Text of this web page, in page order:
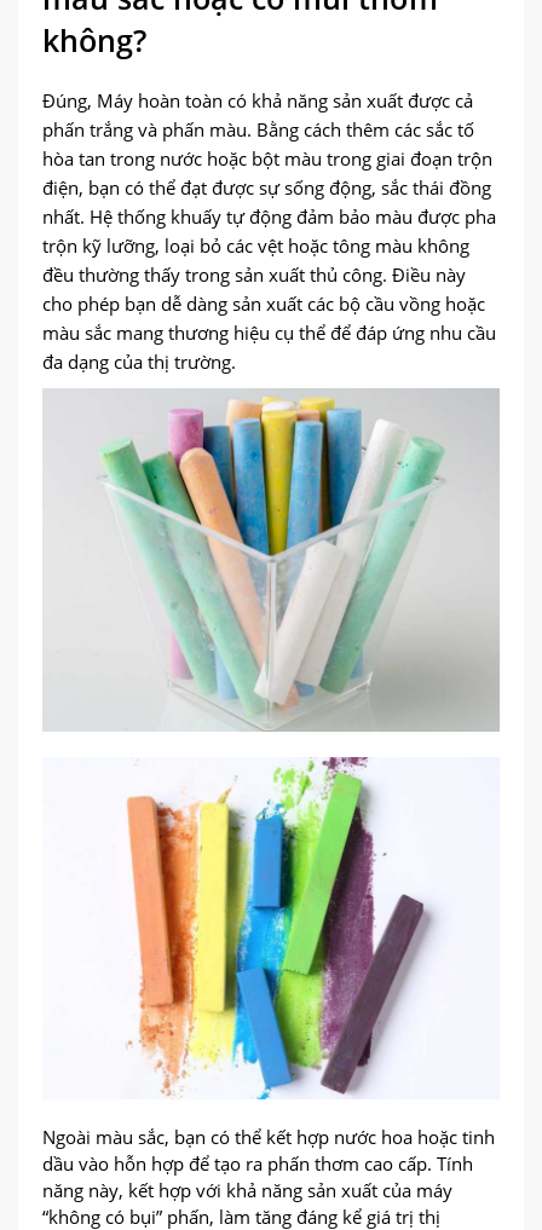
không?
Đúng, Máy hoàn toàn có khả năng sản xuất được cả
phấn trắng và phấn màu. Bằng cách thêm các sắc tố
hòa tan trong nước hoặc bột màu trong giai đoạn trộn
điện, bạn có thể đạt được sự sống động, sắc thái đồng
nhất. Hệ thống khuấy tự động đảm bảo màu được pha
trộn kỹ lưỡng, loại bỏ các vệt hoặc tông màu không
đều thường thấy trong sản xuất thủ công. Điều này
cho phép bạn dễ dàng sản xuất các bộ cầu vồng hoặc
màu sắc mang thương hiệu cụ thể để đáp ứng nhu cầu
đa dạng của thị trường.
Ngoài màu sắc, bạn có thể kết hợp nước hoa hoặc tinh
dầu vào hỗn hợp để tạo ra phấn thơm cao cấp. Tính
năng này, kết hợp với khả năng sản xuất của máy
“không có bụi” phấn, làm tăng đáng kể giá trị thị